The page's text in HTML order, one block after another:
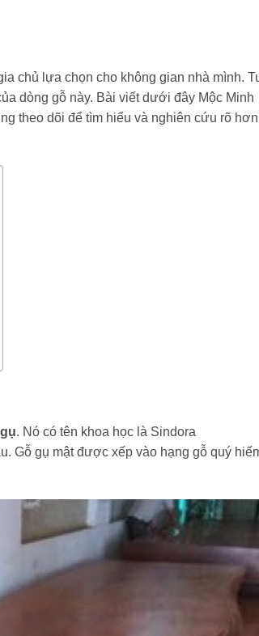
chủ lựa chọn cho không gian nhà mình.
dòng gỗ này. Bài viết dưới đây Mộc Minh
theo dõi để tìm hiểu và nghiên cứu rõ
. Nó có tên khoa học là Sindora
Gỗ gụ mật được xếp vào hạng gỗ quý